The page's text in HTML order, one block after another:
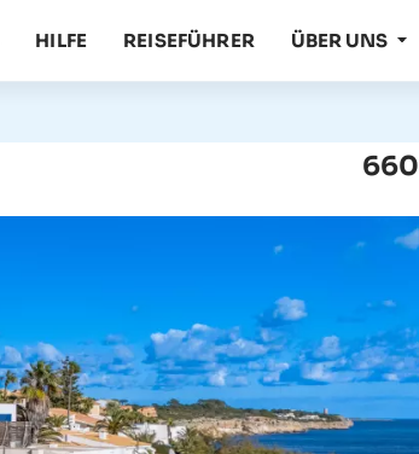
HILFE REISEFÜHRER ÜBER UNS